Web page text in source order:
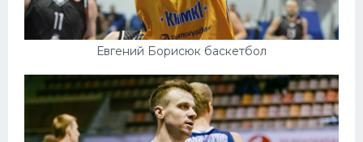
Евгений Борисюк баскетбол